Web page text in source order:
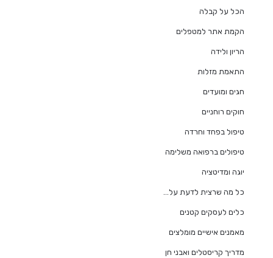
הכל על קבלה
הקמת אתר למטפלים
הריון ולידה
התאמת מזלות
חגים ומועדים
חוקים רוחניים
טיפול בפחד וחרדה
טיפולים ברפואה משלימה
יוגה ומדיטציה
כל מה שרצית לדעת על…
כלים לעסקים קטנים
מאמנים אישיים מומלצים
מדריך קריסטלים ואבני חן